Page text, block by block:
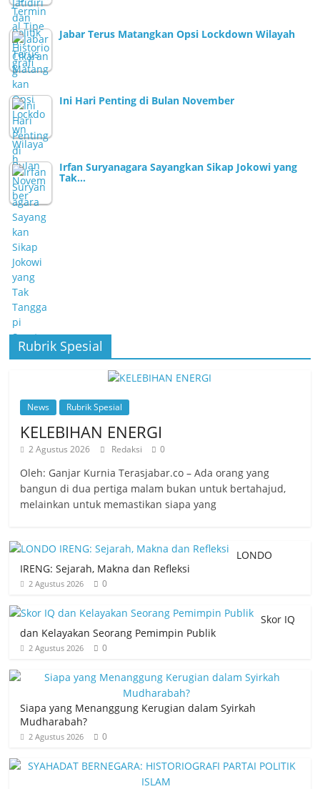
Jabar Terus Matangkan Opsi Lockdown Wilayah
Ini Hari Penting di Bulan November
Irfan Suryanagara Sayangkan Sikap Jokowi yang
Tak…
Rubrik Spesial
News Rubrik Spesial
KELEBIHAN ENERGI
2 Agustus 2026 Redaksi 0
Oleh: Ganjar Kurnia Terasjabar.co – Ada orang yang
bangun di dua pertiga malam bukan untuk bertahajud,
melainkan untuk memastikan siapa yang
LONDO
IRENG: Sejarah, Makna dan Refleksi
2 Agustus 2026 0
Skor IQ
dan Kelayakan Seorang Pemimpin Publik
2 Agustus 2026 0
Siapa yang Menanggung Kerugian dalam Syirkah
Mudharabah?
2 Agustus 2026 0